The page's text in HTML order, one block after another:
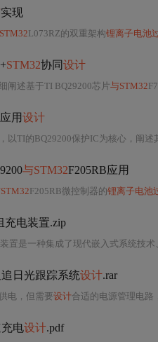
实现
L073RZ的双重架构锂离子电池
STM32协同设计
阐述基于TI BQ29200芯片与STM32
用设计
BQ29200保护IC为核心，阐述其高精度电压检测（±25mV）
与STM32F205RB应用
F205RB微控制器的锂离子电池
充电装置.zip
置是一种集成了现代嵌入式系统技
日光跟踪系统设计.rar
电，但需要设计合适的电源管理电路
电设计.pdf